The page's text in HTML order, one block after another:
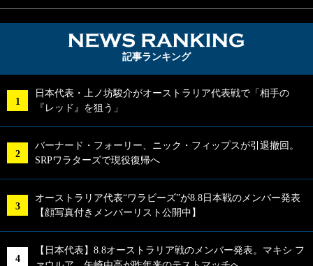
記事ランキング
日本代表・上ノ坊駿介がオーストラリア代表戦で「相手の
『レッド』を狙う」
バーナード・フォーリー、ニック・フィップスが引退撤回。
SRPワラターズで現役復帰へ
オーストラリア代表“ワラビーズ”が8.8日本戦のメンバー発表
【顔写真付きメンバーリスト公開中】
【日本代表】8.8オーストラリア戦のメンバー発表。マキシ フ